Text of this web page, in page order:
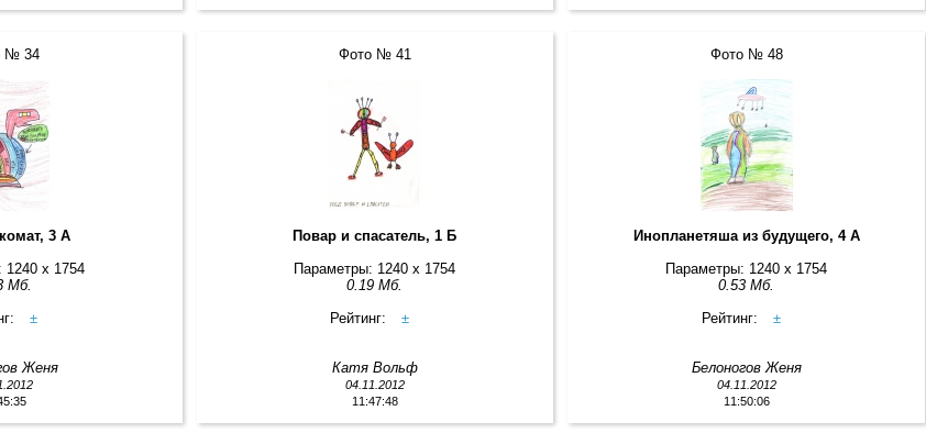
№ 34
3 А
1240 x 1754
Мб.
±
Женя
Фото № 41
Повар и спасатель, 1 Б
Параметры: 1240 x 1754
0.19 Мб.
Рейтинг:
±
Катя Вольф
04.11.2012
11:47:48
Фото № 48
Инопланетяша из будущего, 4 А
Параметры: 1240 x 1754
0.53 Мб.
Рейтинг:
±
Белоногов Женя
04.11.2012
11:50:06